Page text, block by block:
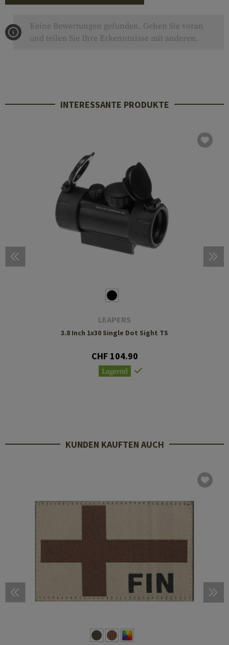
Keine Bewertungen gefunden. Gehen Sie voran
und teilen Sie Ihre Erkenntnisse mit anderen.
INTERESSANTE PRODUKTE
LEAPERS
3.8 Inch 1x30 Single Dot Sight TS
CHF 104.90
Lagernd
KUNDEN KAUFTEN AUCH